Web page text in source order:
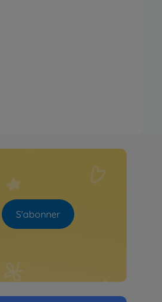
S'abonner